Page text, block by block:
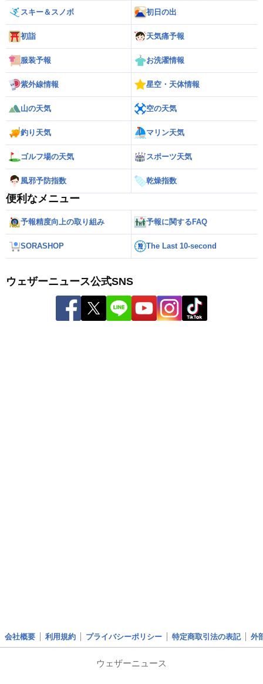
スキー＆スノボ 初日の出
初詣 天気痛予報
服装予報 お洗濯情報
紫外線情報 星空・天体情報
山の天気 空の天気
釣り天気 マリン天気
ゴルフ場の天気 スポーツ天気
風邪予防指数 乾燥指数
便利なメニュー
予報精度向上の取り組み 予報に関するFAQ
SORASHOP The Last 10-second
ウェザーニュース公式SNS
会社概要 利用規約 プライバシーポリシー 特定商取引法の表記 外
ウェザーニュース